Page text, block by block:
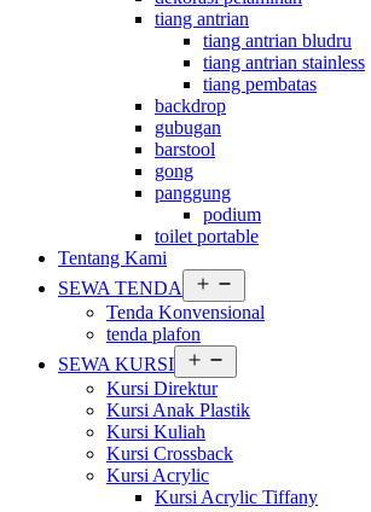
tiang antrian
tiang antrian bludru
tiang antrian stainless
tiang pembatas
backdrop
gubugan
barstool
gong
panggung
podium
toilet portable
Tentang Kami
SEWA TENDA
menu
Tenda Konvensional
tenda plafon
SEWA KURSI
menu
Kursi Direktur
Kursi Anak Plastik
Kursi Kuliah
Kursi Crossback
Kursi Acrylic
Kursi Acrylic Tiffany